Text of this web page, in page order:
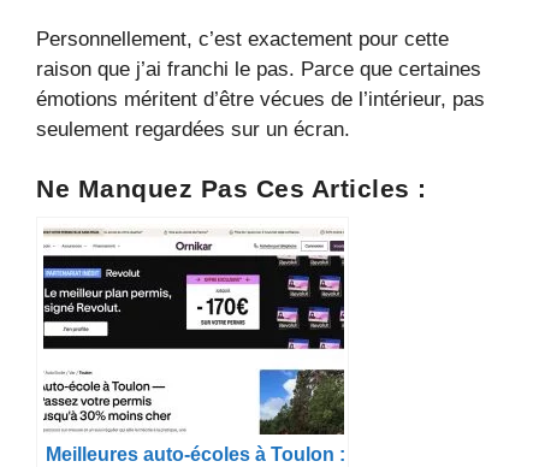
Personnellement, c’est exactement pour cette
raison que j’ai franchi le pas. Parce que certaines
émotions méritent d’être vécues de l’intérieur, pas
seulement regardées sur un écran.
Ne Manquez Pas Ces Articles :
Meilleures auto-écoles à Toulon :